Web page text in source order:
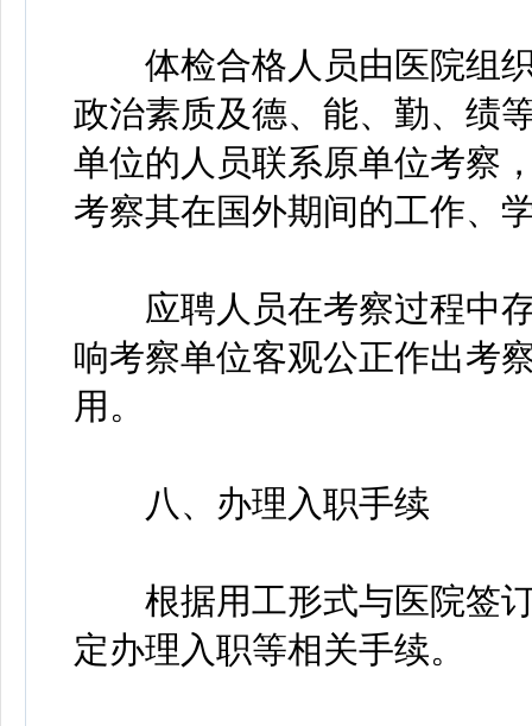
体检合格人员由医院组织
政治素质及德、能、勤、绩
单位的人员联系原单位考察
考察其在国外期间的工作、
应聘人员在考察过程中存
响考察单位客观公正作出考
用。
八、办理入职手续
根据用工形式与医院签订
定办理入职等相关手续。